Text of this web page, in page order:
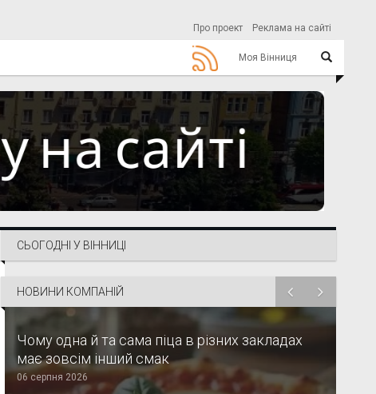
Про проект Реклама на сайті
Моя Вінниця
СЬОГОДНІ У ВІННИЦІ
НОВИНИ КОМПАНІЙ
Чому одна й та сама піца в різних закладах
має зовсім інший смак
06 серпня 2026